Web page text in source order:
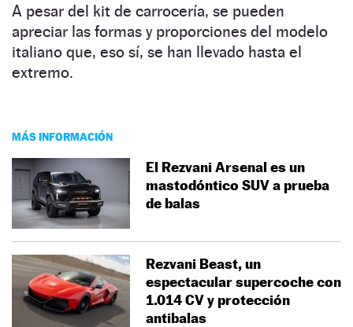
A pesar del kit de carrocería, se pueden
apreciar las formas y proporciones del modelo
italiano que, eso sí, se han llevado hasta el
extremo.
MÁS INFORMACIÓN
El Rezvani Arsenal es un
mastodóntico SUV a prueba
de balas
Rezvani Beast, un
espectacular supercoche con
1.014 CV y protección
antibalas